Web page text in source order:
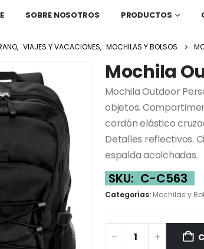
SOBRE NOSOTROS PRODUCTOS
, VIAJES Y VACACIONES, MOCHILAS Y BOLSOS
Mochila
Mochila Outdoor
objetos.
cordón elástico
Detalles reflectivos.
espalda acolchadas.
SKU: C-C563
Categorías: Mochilas y